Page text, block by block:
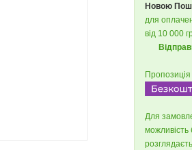
Новою
для
від 10 000
Пропозиція
Для
можливість